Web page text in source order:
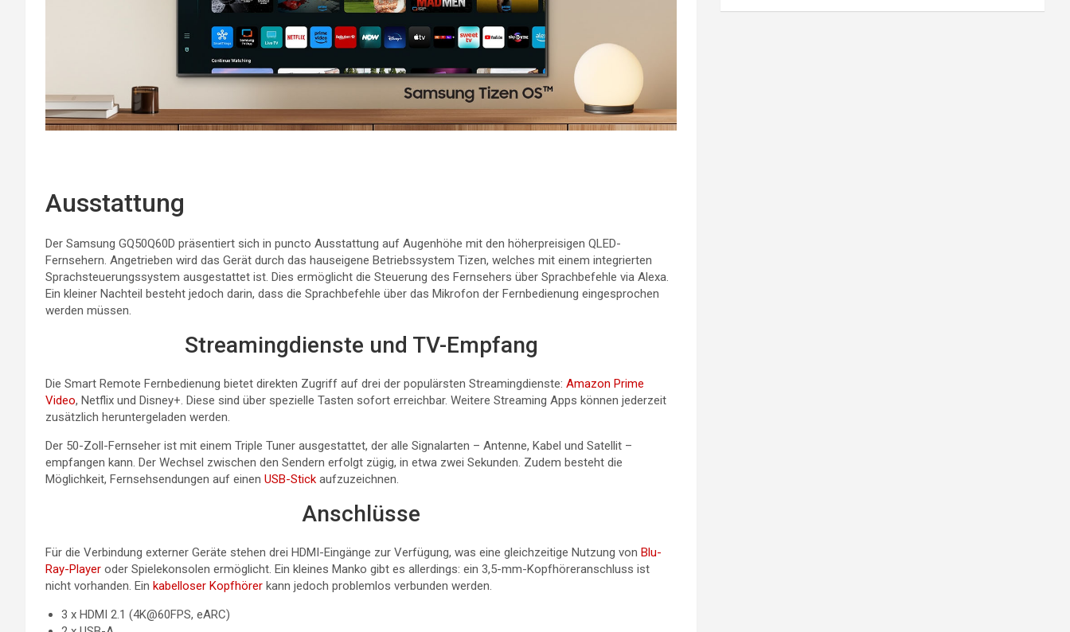
Ausstattung
Der Samsung GQ50Q60D präsentiert sich in puncto Ausstattung auf Augenhöhe mit den höherpreisigen QLED-
Fernsehern. Angetrieben wird das Gerät durch das hauseigene Betriebssystem Tizen, welches mit einem integrierten
Sprachsteuerungssystem ausgestattet ist. Dies ermöglicht die Steuerung des Fernsehers über Sprachbefehle via Alexa.
Ein kleiner Nachteil besteht jedoch darin, dass die Sprachbefehle über das Mikrofon der Fernbedienung eingesprochen
werden müssen.
Streamingdienste und TV-Empfang
Die Smart Remote Fernbedienung bietet direkten Zugriff auf drei der populärsten Streamingdienste: Amazon Prime
Video, Netflix und Disney+. Diese sind über spezielle Tasten sofort erreichbar. Weitere Streaming Apps können jederzeit
zusätzlich heruntergeladen werden.
Der 50-Zoll-Fernseher ist mit einem Triple Tuner ausgestattet, der alle Signalarten – Antenne, Kabel und Satellit –
empfangen kann. Der Wechsel zwischen den Sendern erfolgt zügig, in etwa zwei Sekunden. Zudem besteht die
Möglichkeit, Fernsehsendungen auf einen USB-Stick aufzuzeichnen.
Anschlüsse
Für die Verbindung externer Geräte stehen drei HDMI-Eingänge zur Verfügung, was eine gleichzeitige Nutzung von Blu-
Ray-Player oder Spielekonsolen ermöglicht. Ein kleines Manko gibt es allerdings: ein 3,5-mm-Kopfhöreranschluss ist
nicht vorhanden. Ein kabelloser Kopfhörer kann jedoch problemlos verbunden werden.
3 x HDMI 2.1 (4K@60FPS, eARC)